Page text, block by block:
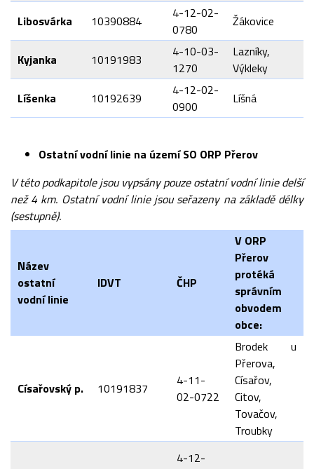
Libosvárka
10390884
4-12-02-
0780
Žákovice
Kyjanka 10191983
4-10-03-
1270
Lazníky,
Výkleky
Líšenka
10192639
4-12-02-
0900
Líšná
Ostatní vodní linie na území SO ORP Přerov
V této podkapitole jsou vypsány pouze ostatní vodní linie delší
než 4 km. Ostatní vodní linie jsou seřazeny na základě délky
(sestupně).
Název
ostatní
vodní linie
IDVT ČHP
V ORP
Přerov
protéká
správním
obvodem
obce:
Císařovský p. 10191837
4-11-
02-0722
Brodek u
Přerova,
Císařov,
Citov,
Tovačov,
Troubky
4-12-